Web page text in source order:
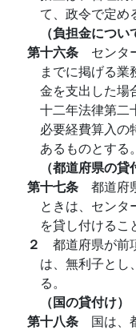
て、政令で定め
（負担金につ
第十六条 センタ
までに掲げる業
金を支出した場
十二年法律第二
必要経費算入の
あるものとする。
（都道府県の貸
第十七条 都道府
ときは、センタ
を貸し付けるこ
２ 都道府県が前
は、無利子とし
る。
（国の貸付け）
第十八条 国は、